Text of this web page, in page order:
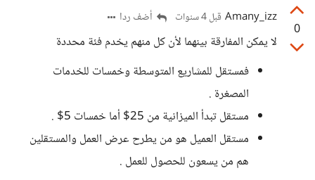
0
Amany_izz قبل 4 سنوات أضف ردا
لا يمكن المفارقة بينهما لأن كل منهم يخدم فئة محددة
فمستقل للمشاريع المتوسطة وخمسات للخدمات
المصغرة .
مستقل تبدأ الميزانية من 25$ أما خمسات 5$ .
مستقل العميل هو من يطرح عرض العمل والمستقلين
هم من يسعون للحصول للعمل .